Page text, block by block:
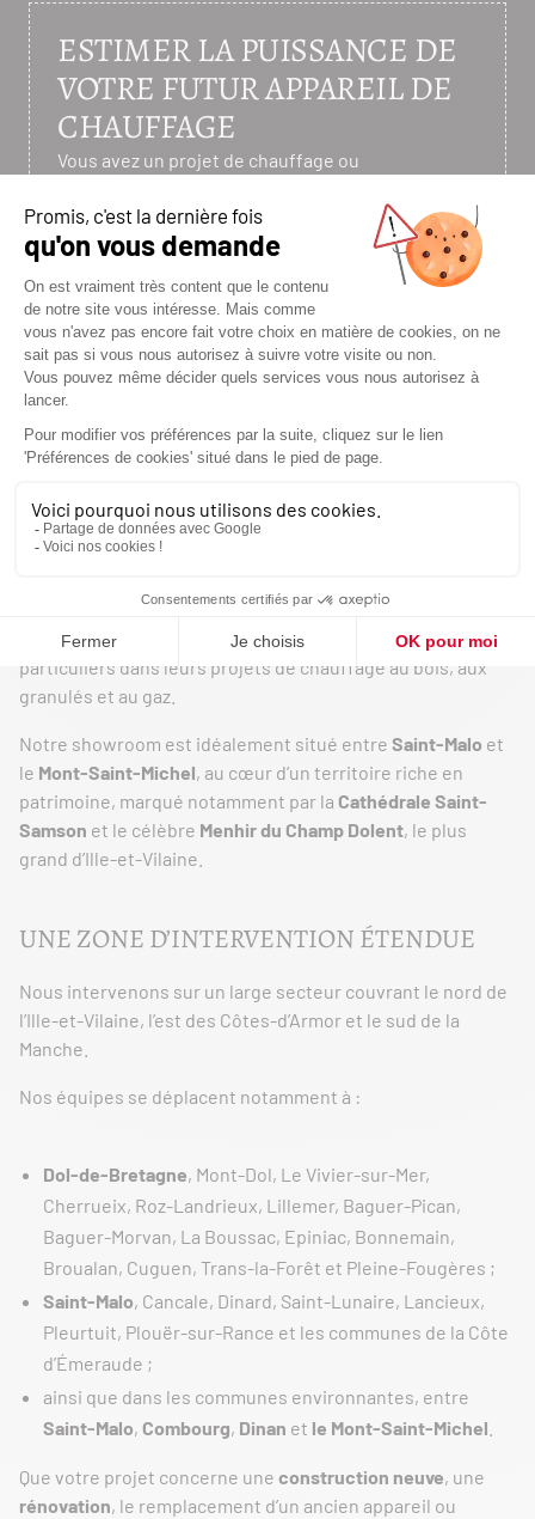
ESTIMER LA PUISSANCE DE
VOTRE FUTUR APPAREIL DE
CHAUFFAGE
Vous avez un projet de chauffage ou
cheminée ou cuisinière : commencez par une
simulation.
Un premier pas rapide vers un confort thermique
durable.
J'ESTIME MA PUISSANCE
NOTRE ZONE D’INTERVENTION
AUTOUR DE DOL-DE-BRETAGNE
Dol-de-Bretagne, en Ille-et-Vilaine,
Cheminée GOUPIL
accompagne depuis plus de 45 ans les
particuliers dans leurs projets de chauffage au bois, aux
granulés et au gaz.
Notre showroom est idéalement situé entre Saint-Malo et
le Mont-Saint-Michel, au cœur d’un territoire riche en
patrimoine, marqué notamment par la Cathédrale Saint-
Samson et le célèbre Menhir du Champ Dolent, le plus
grand d’Ille-et-Vilaine.
UNE ZONE D’INTERVENTION ÉTENDUE
Nous intervenons sur un large secteur couvrant le nord de
l’Ille-et-Vilaine, l’est des Côtes-d’Armor et le sud de la
Manche.
Nos équipes se déplacent notamment à :
Dol-de-Bretagne, Mont-Dol, Le Vivier-sur-Mer,
Cherrueix, Roz-Landrieux, Lillemer, Baguer-Pican,
Baguer-Morvan, La Boussac, Epiniac, Bonnemain,
Broualan, Cuguen, Trans-la-Forêt et Pleine-Fougères ;
Saint-Malo, Cancale, Dinard, Saint-Lunaire, Lancieux,
Pleurtuit, Plouër-sur-Rance et les communes de la Côte
d’Émeraude ;
ainsi que dans les communes environnantes, entre
Saint-Malo, Combourg, Dinan et le Mont-Saint-Michel
Que votre projet concerne une construction neuve, une
rénovation, le remplacement d’un ancien appareil ou